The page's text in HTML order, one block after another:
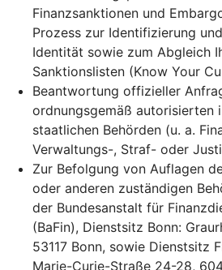
Finanzsanktionen und
Prozess zur Identifizierung
Identität sowie zum Abgleich
Sanktionslisten (Know Your
Beantwortung offizieller
ordnungsgemäß autorisierten
staatlichen Behörden (u. a.
Verwaltungs-, Straf- oder
Zur Befolgung von Auflagen
oder anderen zuständigen
der Bundesanstalt für
(BaFin), Dienstsitz Bonn:
53117 Bonn, sowie Dienstsitz
Marie-Curie-Straße 24-28,